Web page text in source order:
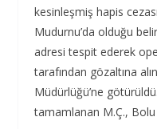
kesinleşmiş hapis
Mudurnu’da olduğu
adresi tespit ederek
tarafından gözaltına
Müdürlüğü’ne
tamamlanan M.Ç., Bolu